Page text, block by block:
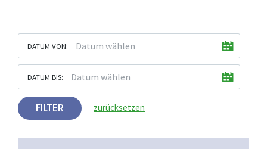
DATUM VON:
DATUM BIS:
FILTER zurücksetzen